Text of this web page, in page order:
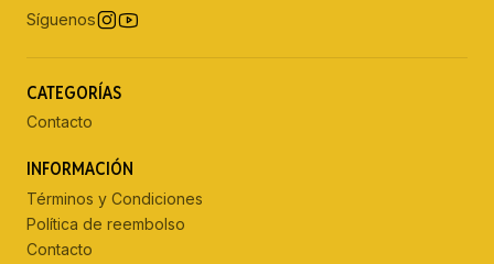
Síguenos
CATEGORÍAS
Contacto
INFORMACIÓN
Términos y Condiciones
Política de reembolso
Contacto